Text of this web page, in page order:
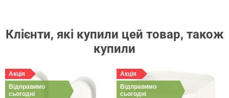
Клієнти, які купили цей товар, також
купили
Акція
Відправимо
сьогодні
Акція
Відправимо
сьогодні